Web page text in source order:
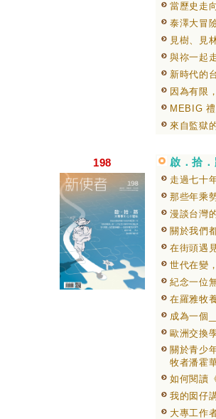
當歷史走
泰澤大冒
見樹、見
與祢一起
新時代的
因為有限
MEBIG
來自監獄
198 啟．拾
走過七十
那些年乘
漫談台灣
關於我們
在街頭遇
世代在變
紀念一位
在羅雅牧
成為一個
歐洲交換
關於青少
牧者潘霍
如何閱讀
我的囡仔
大專工作